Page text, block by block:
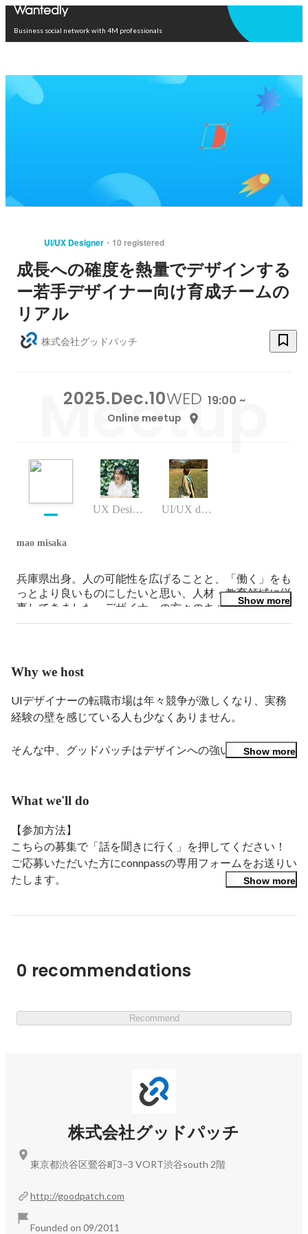
Business social network with 4M professionals
UI/UX Designer 10 registered
成長への確度を熱量でデザインする
ー若手デザイナー向け育成チームの
リアル
株式会社グッドパッチ
2025.Dec.10WED 19:00 ~
Online meetup
UX Design Director UI/UX designer
mao misaka
兵庫県出身。人の可能性を広げることと、「働く」をも
っとより良いものにしたいと思い、人材・教育領域に従
事してきました。デザイナーの方々のキャリアサポート
と企業様のデザイナー採用、デザイナーが活躍する環境
としてデザイナーのキャリアや転職サポートと企業採用
支援に従事しながら、ReDesignerエージェント事業部の
マネージャーをしています。
https://magazine.redesigner.jp/post/redesigner_misaka
Show more
Why we host
UIデザイナーの転職市場は年々競争が激しくなり、実務
経験の壁を感じている人も少なくありません。
そんな中、グッドパッチはデザインへの強い熱量と自ら学
トでは、このチームで描くことができるキャリアとデザイ
す。
このチームでは、UIデザイン未経験でも「UIデザイナー
として成長したい」という意志を持つ方、Webデザイナ
方も歓迎しています。
・現在のUIデザイナー転職市場のリアル
・トレーニーとして活躍するメンバーのリアルな体験談
UIデザイナーとしてキャリアを築きたい方、Webデザイ
ンの枠を超えて成長したい方は、ぜひご参加ください。
Show more
What we'll do
【参加方法】
こちらの募集で「話を聞きに行く」を押してください！
ご応募いただいた方にconnpassの専用フォームをお送りい
たします。
のでご確認くださいませ。
・UIデザイナー転職市場のリアル
デザイナー向け転職エージェント「ReDesigner」でキャリ
職の市場感をお伝えします。
ーニングチーム「hatch」について、責任者の秋野が、設
立の背景や採用基準をお話しします。
・具体的なトレーニング内容
実際にhatchにて採用・トレーナーを担当している山下よ
り、具体的なトレーニング内容やトレーニングを通じて目
・トレーニーの声
実際のトレーニーから、入社前の経歴や入社後のトレーニ
Show more
0 recommendations
Recommend
株式会社グッドパッチ
http://goodpatch.com
Founded on 09/2011
東京都渋谷区鶯谷町3−3 VORT渋谷south 2階